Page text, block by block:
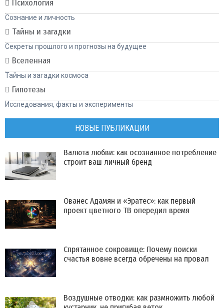
Психология
Сознание и личность
Тайны и загадки
Секреты прошлого и прогнозы на будущее
Вселенная
Тайны и загадки космоса
Гипотезы
Исследования, факты и эксперименты
НОВЫЕ ПУБЛИКАЦИИ
Валюта любви: как осознанное потребление
строит ваш личный бренд
Ованес Адамян и «Эратес»: как первый
проект цветного ТВ опередил время
Спрятанное сокровище: Почему поиски
счастья вовне всегда обречены на провал
Воздушные отводки: как размножить любой